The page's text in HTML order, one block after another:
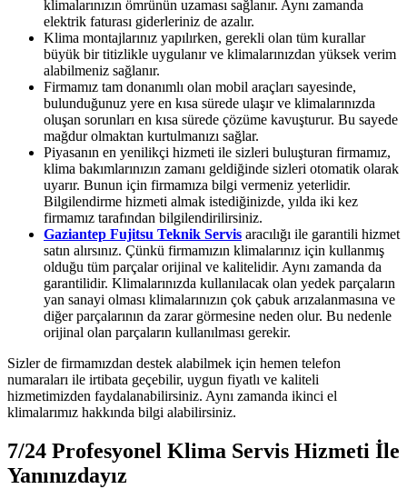
klimalarınızın ömrünün uzaması sağlanır. Aynı zamanda
elektrik faturası giderleriniz de azalır.
Klima montajlarınız yapılırken, gerekli olan tüm kurallar
büyük bir titizlikle uygulanır ve klimalarınızdan yüksek verim
alabilmeniz sağlanır.
Firmamız tam donanımlı olan mobil araçları sayesinde,
bulunduğunuz yere en kısa sürede ulaşır ve klimalarınızda
oluşan sorunları en kısa sürede çözüme kavuşturur. Bu sayede
mağdur olmaktan kurtulmanızı sağlar.
Piyasanın en yenilikçi hizmeti ile sizleri buluşturan firmamız,
klima bakımlarınızın zamanı geldiğinde sizleri otomatik olarak
uyarır. Bunun için firmamıza bilgi vermeniz yeterlidir.
Bilgilendirme hizmeti almak istediğinizde, yılda iki kez
firmamız tarafından bilgilendirilirsiniz.
Gaziantep Fujitsu Teknik Servis aracılığı ile garantili hizmet
satın alırsınız. Çünkü firmamızın klimalarınız için kullanmış
olduğu tüm parçalar orijinal ve kalitelidir. Aynı zamanda da
garantilidir. Klimalarınızda kullanılacak olan yedek parçaların
yan sanayi olması klimalarınızın çok çabuk arızalanmasına ve
diğer parçalarının da zarar görmesine neden olur. Bu nedenle
orijinal olan parçaların kullanılması gerekir.
Sizler de firmamızdan destek alabilmek için hemen telefon
numaraları ile irtibata geçebilir, uygun fiyatlı ve kaliteli
hizmetimizden faydalanabilirsiniz. Aynı zamanda ikinci el
klimalarımız hakkında bilgi alabilirsiniz.
7/24 Profesyonel Klima Servis Hizmeti İle
Yanınızdayız